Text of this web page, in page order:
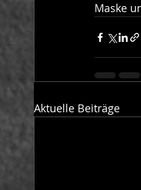
Maske
Aktuelle Beiträge